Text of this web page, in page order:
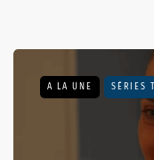
A LA UNE SÉRIES